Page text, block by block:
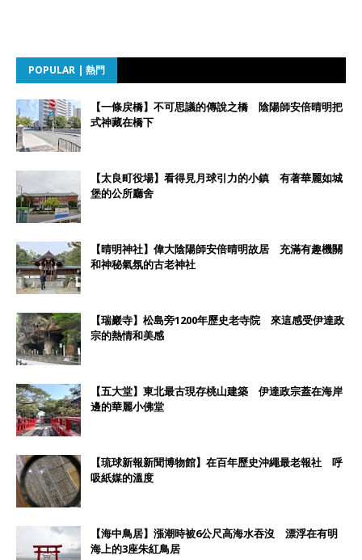
POPULAR | 熱門
【一條戻橋】不可思議的傳說之橋 陰陽師安倍晴明把
式神藏在橋下
【太良町役場】看得見月球引力的小鎮 有著華麗如城
堡的公所廳舍
【晴明神社】偉大陰陽師安倍晴明故居 充滿有趣機關
和神秘氣氛的古老神社
【瑞巖寺】松島旁1200年歷史老寺院 來這感受伊達政
宗的熱情和美感
【五大堂】東北最古現存桃山建築 伊達政宗蓋在海岸
邊的華麗小佛堂
【琉球新報新聞博物館】在百年歷史沖繩最老報社 呼
吸紙媒的溫度
【海中鳥居】漲潮時被6公尺高海水吞沒 漂浮在有明
海上的3座朱紅鳥居